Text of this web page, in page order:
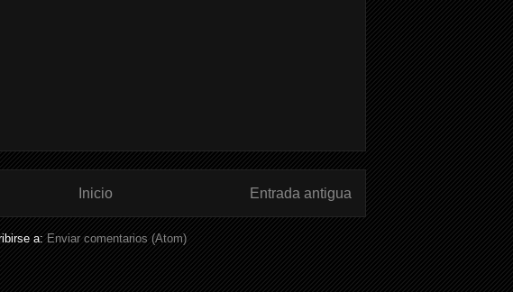
Entrada antigua
Inicio
a: Enviar comentarios (Atom)